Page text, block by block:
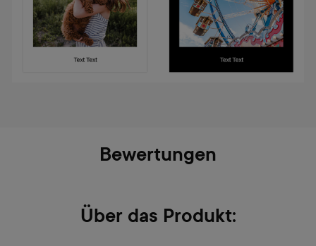
Bewertungen
Über das Produkt: